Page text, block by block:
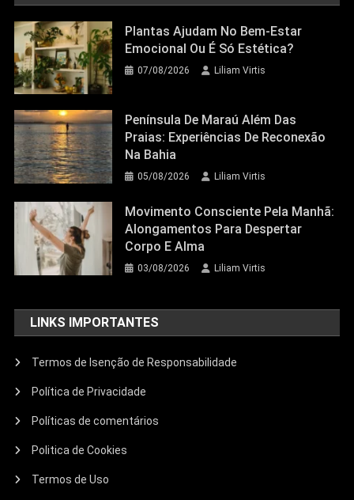
Plantas Ajudam No Bem-Estar
Emocional Ou É Só Estética?
07/08/2026 Liliam Virtis
Península De Maraú Além Das
Praias: Experiências De Reconexão
Na Bahia
05/08/2026 Liliam Virtis
Movimento Consciente Pela Manhã:
Alongamentos Para Despertar
Corpo E Alma
03/08/2026 Liliam Virtis
LINKS IMPORTANTES
Termos de Isenção de Responsabilidade
Política de Privacidade
Políticas de comentários
Politica de Cookies
Termos de Uso